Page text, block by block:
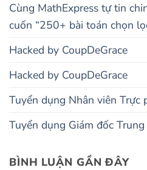
Cùng MathExpress tự tin
cuốn “250+ bài toán chọn
Hacked by CoupDeGrace
Hacked by CoupDeGrace
Tuyển dụng Nhân viên Trực
Tuyển dụng Giám đốc
BÌNH LUẬN GẦN ĐÂY